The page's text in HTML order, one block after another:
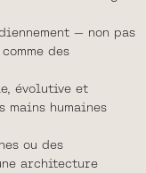
— non pas
des
évolutive et
humaines
ou des
architecture